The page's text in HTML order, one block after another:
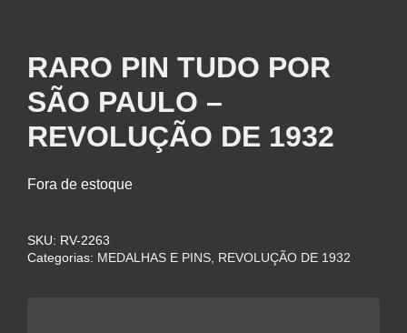
RARO PIN TUDO POR
SÃO PAULO –
REVOLUÇÃO DE 1932
Fora de estoque
SKU: RV-2263
Categorias: MEDALHAS E PINS REVOLUÇÃO DE 1932